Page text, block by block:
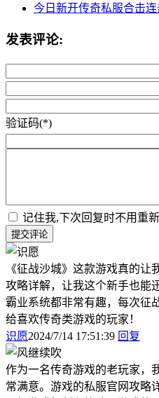
今日新开传奇私服合击连
发表评论:
验证码(*)
记住我,下次回复时不用重
提交评论
《征战沙城》这款游戏真的
攻略详解，让我这个新手也能
霸业系统都非常有趣，每次征
给喜欢传奇类游戏的玩家！
识愿2024/7/14 17:51:39 回复
作为一名传奇游戏的老玩家，
常满意。游戏的私服官网攻略